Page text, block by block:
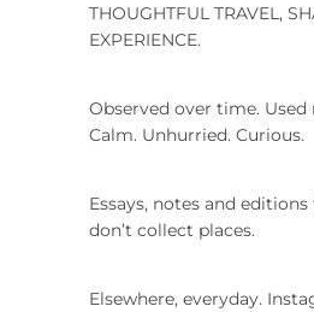
THOUGHTFUL TRAVEL,
EXPERIENCE.
Observed over time. Used
Calm. Unhurried. Curious.
Essays, notes and
don’t collect places.
Elsewhere, everyday.